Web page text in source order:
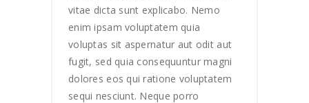
vitae dicta sunt explicabo. Nemo
enim ipsam voluptatem quia
voluptas sit aspernatur aut odit aut
fugit, sed quia consequuntur magni
dolores eos qui ratione voluptatem
sequi nesciunt. Neque porro